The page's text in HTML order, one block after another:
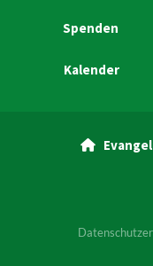
Spenden
Kalender
